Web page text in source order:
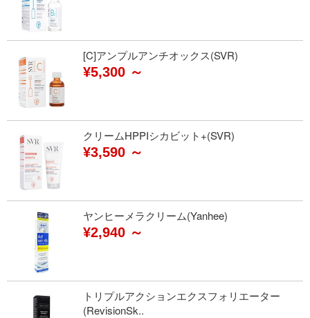
[C]アンプルアンチオックス(SVR)
¥5,300 ～
クリームHPPIシカビット+(SVR)
¥3,590 ～
ヤンヒーメラクリーム(Yanhee)
¥2,940 ～
トリプルアクションエクスフォリエーター
(RevisionSk..